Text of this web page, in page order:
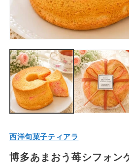
ー
ダ
ル
で
メ
デ
ア
開
西洋旬菓子ティアラ
博多あまおう苺シフォン